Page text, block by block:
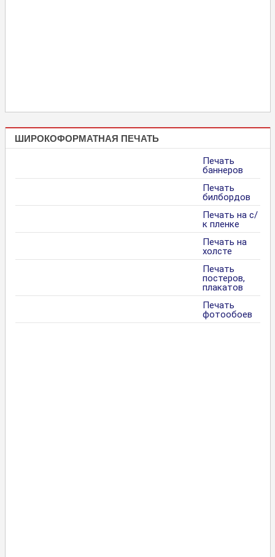
ШИРОКОФОРМАТНАЯ ПЕЧАТЬ
Печать
баннеров
Печать
билбордов
Печать на с/
к пленке
Печать на
холсте
Печать
постеров,
плакатов
Печать
фотообоев